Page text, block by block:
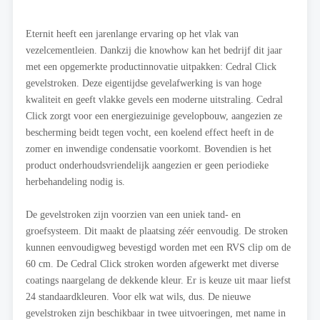
Eternit heeft een jarenlange ervaring op het vlak van
vezelcementleien. Dankzij die knowhow kan het bedrijf dit jaar
met een opgemerkte productinnovatie uitpakken: Cedral Click
gevelstroken. Deze eigentijdse gevelafwerking is van hoge
kwaliteit en geeft vlakke gevels een moderne uitstraling. Cedral
Click zorgt voor een energiezuinige gevelopbouw, aangezien ze
bescherming beidt tegen vocht, een koelend effect heeft in de
zomer en inwendige condensatie voorkomt. Bovendien is het
product onderhoudsvriendelijk aangezien er geen periodieke
herbehandeling nodig is.
De gevelstroken zijn voorzien van een uniek tand- en
groefsysteem. Dit maakt de plaatsing zéér eenvoudig. De stroken
kunnen eenvoudigweg bevestigd worden met een RVS clip om de
60 cm. De Cedral Click stroken worden afgewerkt met diverse
coatings naargelang de dekkende kleur. Er is keuze uit maar liefst
24 standaardkleuren. Voor elk wat wils, dus. De nieuwe
gevelstroken zijn beschikbaar in twee uitvoeringen, met name in